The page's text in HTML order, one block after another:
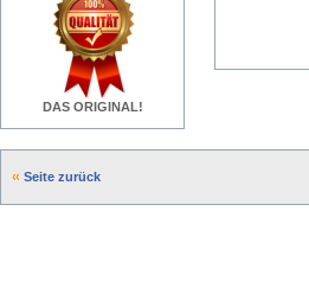
DAS ORIGINAL!
Seite zurück